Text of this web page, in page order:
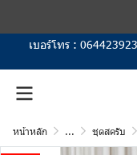
เบอร์โทร :
หน้าหลัก ... ชุดสครับ